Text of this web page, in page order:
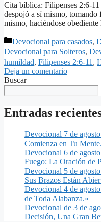
Cita bíblica: Filipenses 2:6-
despojó a sí mismo, tomando
mismo, haciéndose
Categorías
Devocional para casados,
Devocional para Solteros,
humildad, Filipenses 2:6-11,
Deja un comentario
Buscar
Entradas
Devocional 7 de
Comienza en Tu
Devocional 6 de
Fuego: La Oración de
Devocional 5 de
Sus Brazos Están
Devocional 4 de
de Toda Alabanza.»
Devocional de 3 de
Decisión, Una Gran